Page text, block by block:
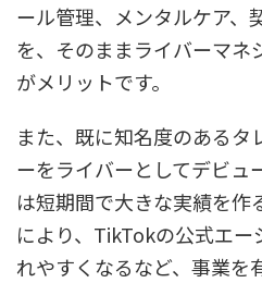
ール管理、メンタルケア、
を、そのままライバーマネ
がメリットです。
また、既に知名度のあるタ
ーをライバーとしてデビュ
は短期間で大きな実績を作
により、TikTokの公式エー
れやすくなるなど、事業を